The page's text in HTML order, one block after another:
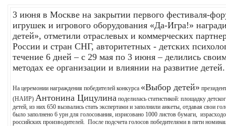
3 июня в Москве на закрытии первого фестиваля-
игрушек и игрового оборудования «Да-Игра!»
детей», отметили отраслевых и коммерческих
России и стран СНГ, авторитетных - детских
течение 6 дней – с 29 мая по 3 июня – делились
методах ее организации и влиянии на развитие детей.
На церемонии награждения победителей конкурса «Выбор детей»
(НАИР) Антонина Цицулина поделилась статистикой: площадку
детей, из них 650 вызвались стать экспертами и заполнили анкеты, отдавая свои
было заполнено 6 урн для голосования, изрисовано 1000 листов бумаги,
российских производителей. После подсчета голосов победителями в пяти